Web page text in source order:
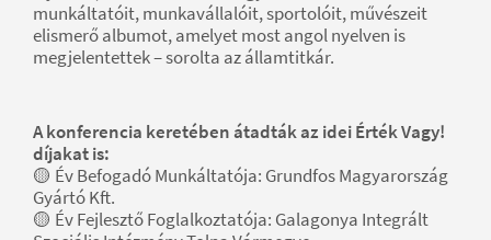
munkáltatóit, munkavállalóit, sportolóit, művészeit
elismerő albumot, amelyet most angol nyelven is
megjelentettek – sorolta az államtitkár.
A konferencia keretében átadták az idei Érték Vagy!
díjakat is:
🟡 Év Befogadó Munkáltatója: Grundfos Magyarország
Gyártó Kft.
🟡 Év Fejlesztő Foglalkoztatója: Galagonya Integrált